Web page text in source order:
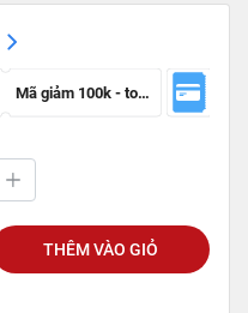
Mã giảm 100k - toàn sàn
THÊM VÀO GIỎ